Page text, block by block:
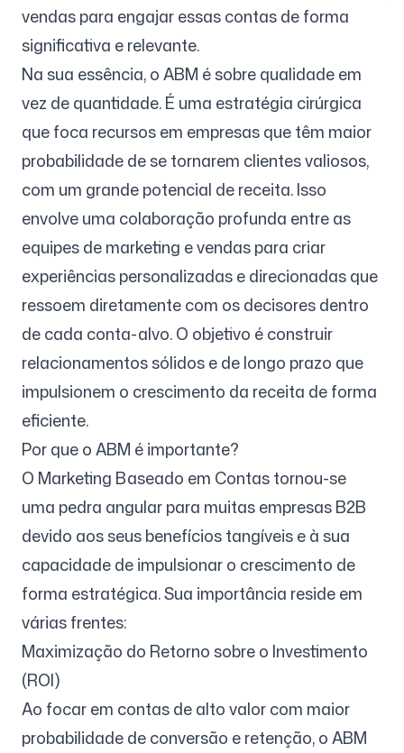
FAQ
Contato
Cadastrar-se
Siga-nos
vendas para engajar essas contas de forma
significativa e relevante.
Na sua essência, o ABM é sobre qualidade em
vez de quantidade. É uma estratégia cirúrgica
que foca recursos em empresas que têm maior
probabilidade de se tornarem clientes valiosos,
com um grande potencial de receita. Isso
envolve uma colaboração profunda entre as
equipes de marketing e vendas para criar
experiências personalizadas e direcionadas que
ressoem diretamente com os decisores dentro
de cada conta-alvo. O objetivo é construir
relacionamentos sólidos e de longo prazo que
impulsionem o crescimento da receita de forma
eficiente.
Por que o ABM é importante?
O Marketing Baseado em Contas tornou-se
uma pedra angular para muitas empresas B2B
devido aos seus benefícios tangíveis e à sua
capacidade de impulsionar o crescimento de
forma estratégica. Sua importância reside em
várias frentes:
Maximização do Retorno sobre o Investimento
(ROI)
Ao focar em contas de alto valor com maior
probabilidade de conversão e retenção, o ABM